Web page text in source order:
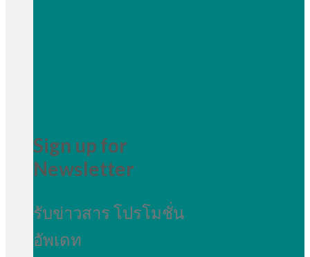
Sign up for
Newsletter
รับข่าวสาร โปรโมชั่น
อัพเดท